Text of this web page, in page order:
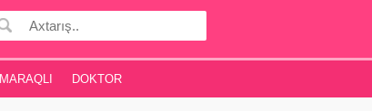
MARAQLI DOKTOR